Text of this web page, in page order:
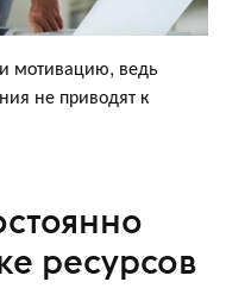
мотивацию, ведь
не приводят к
ресурсов